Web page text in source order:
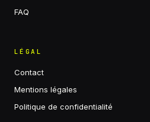
FAQ
LÉGAL
Contact
Mentions légales
Politique de confidentialité